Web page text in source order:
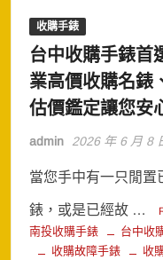
收購手錶
台中收購手錶首
業高價收購名錶
估價鑑定讓您安
admin 2026 年 6 月 8
當您手中有一只閒置
錶，或是已經故 …
南投收購手錶 台中收
收購故障手錶
收